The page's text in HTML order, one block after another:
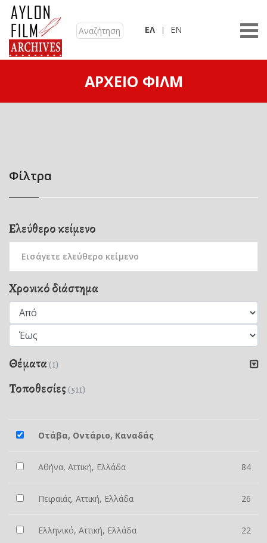
ΕΛ EN
ΑΡΧΕΊΟ ΦΙΛΜ
Φίλτρα
Ελεύθερο κείμενο
Χρονικό διάστημα
Θέματα(1)
Τοποθεσίες (511)
Οτάβα, Οντάριο, Καναδάς
Αθήνα, Αττική, Ελλάδα 84
Πειραιάς, Αττική, Ελλάδα 26
Ελληνικό, Αττική, Ελλάδα 22